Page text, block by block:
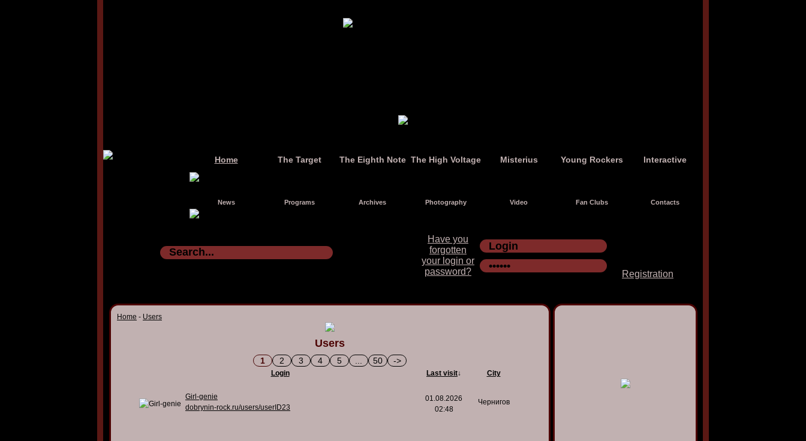
Home The Target The Eighth Note The High Voltage Misterius Young Rockers Interactive
News Programs Archives Photography Video Fan Clubs Contacts
Have you
forgotten
your login or
password?
Registration
Home - Users
Users
1 2 3 4 5 50 ->
Login Last visit↓ City
Girl-genie
dobrynin-rock.ru/users/userID23
01.08.2026
02:48
Чернигов